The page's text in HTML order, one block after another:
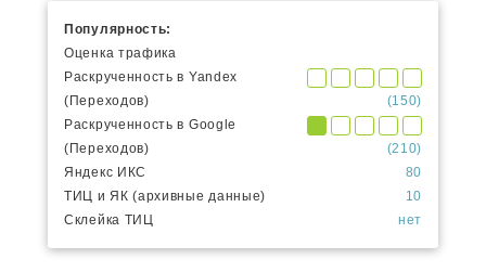
Популярность:
Оценка трафика
Раскрученность в Yandex
(Переходов)
(150)
Раскрученность в Google
(Переходов)
(210)
Яндекс ИКС
80
ТИЦ и ЯК (архивные данные)
10
Склейка ТИЦ
нет